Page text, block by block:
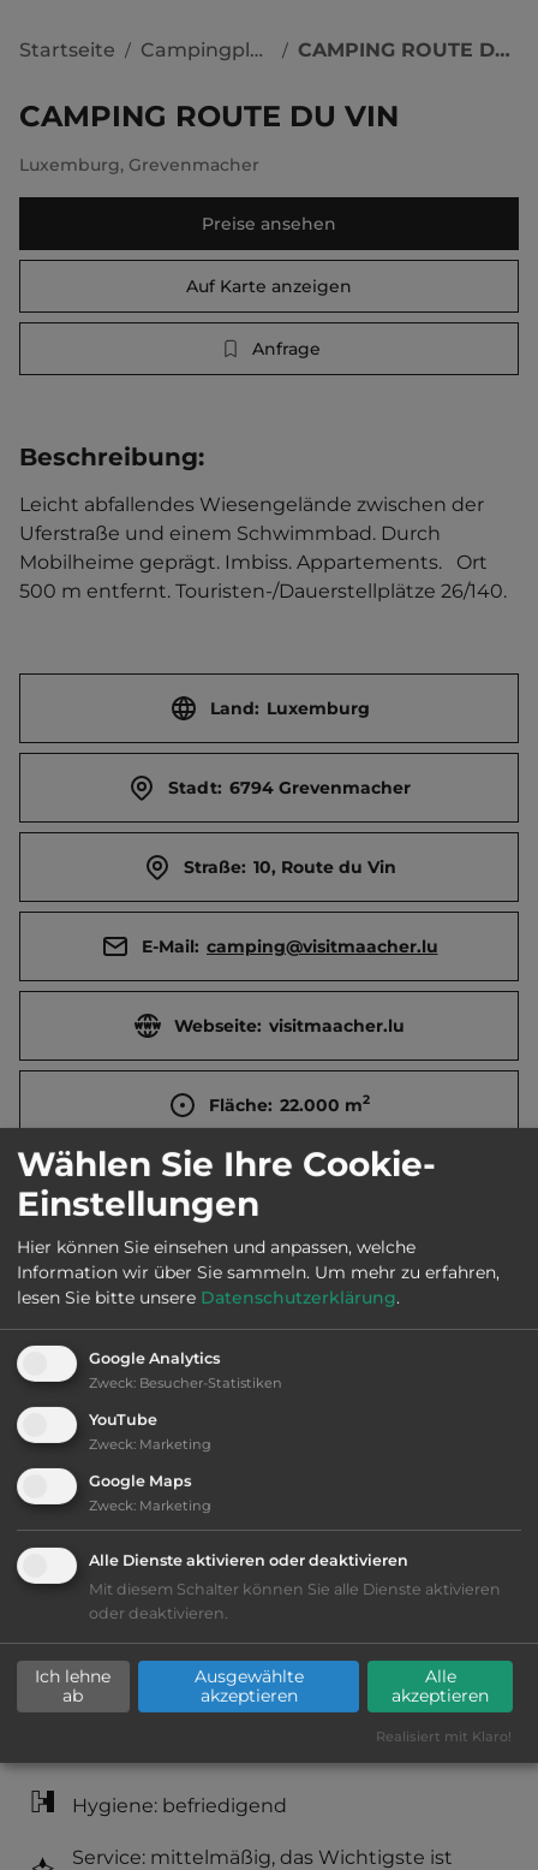
Startseite / Campingplätze / CAMPING ROUTE DU VIN
CAMPING ROUTE DU VIN
Luxemburg, Grevenmacher
Preise ansehen
Auf Karte anzeigen
Anfrage
Beschreibung:
Leicht abfallendes Wiesengelände zwischen der
Uferstraße und einem Schwimmbad. Durch
Mobilheime geprägt. Imbiss. Appartements.   Ort
500 m entfernt. Touristen-/Dauerstellplätze 26/140.
Land: Luxemburg
Stadt: 6794 Grevenmacher
Straße: 10, Route du Vin
E-Mail: camping@visitmaacher.lu
Webseite: visitmaacher.lu
Fläche: 22.000 m2
Öffnungszeiten: 1.4. bis 30.9.
Telefon: 00352 750234
Ausstattung:
AB-Abfahrt max. 10 km entfernt
bis 25,- Euro
Klassifizierung: ausreichend
Lage: ansprechend
Platzeinrichtung: befriedigend
Hygiene: befriedigend
Service: mittelmäßig, das Wichtigste ist
Wählen Sie Ihre Cookie-
Einstellungen
Hier können Sie einsehen und anpassen, welche
Information wir über Sie sammeln. Um mehr zu erfahren,
lesen Sie bitte unsere Datenschutzerklärung.
Google Analytics
Zweck: Besucher-Statistiken
YouTube
Zweck: Marketing
Google Maps
Zweck: Marketing
Alle Dienste aktivieren oder deaktivieren
Mit diesem Schalter können Sie alle Dienste aktivieren
oder deaktivieren.
Ich lehne
ab
Ausgewählte
akzeptieren
Alle
akzeptieren
Realisiert mit Klaro!